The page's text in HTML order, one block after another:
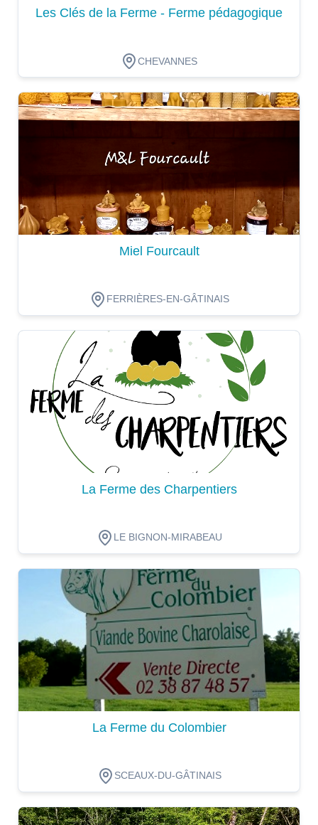
Les Clés de la Ferme - Ferme pédagogique
CHEVANNES
Dégustation
Miel Fourcault
FERRIÈRES-EN-GÂTINAIS
Dégustation
La Ferme des Charpentiers
LE BIGNON-MIRABEAU
Dégustation
La Ferme du Colombier
SCEAUX-DU-GÂTINAIS